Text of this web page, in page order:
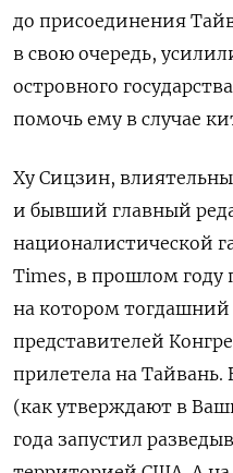
до присоединения
в свою очередь,
островного
помочь ему в случае
Ху Сицзин,
и бывший главный
националистической
Times, в прошлом году
на котором
представителей
прилетела на Тайвань.
(как утверждают в
года запустил